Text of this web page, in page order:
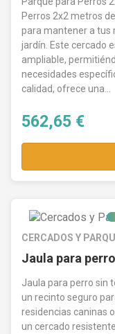
soluciones
cualquier
Relación
nos
que
mejor precio
sabiendo que
Explora
de tu perro.
fáciles de
permite
cuando viajes.
No importa si
varios, en
Perros 2x2 metros
para mantener a tus
jardín. Este cercado
ampliable,
necesidades
calidad, ofrece una...
562,65 €
CERCADOS Y
Jaula para
Jaula para perro sin
un recinto seguro
residencias caninas
un cercado